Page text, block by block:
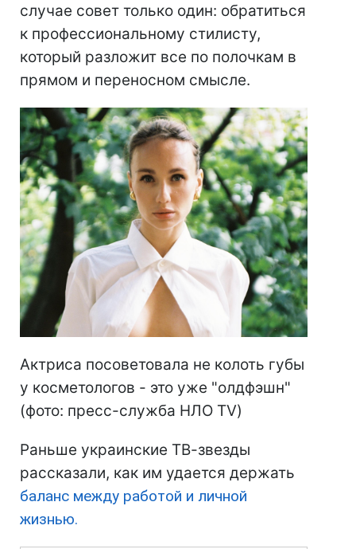
случае совет только один: обратиться
к профессиональному стилисту,
который разложит все по полочкам в
прямом и переносном смысле.
Актриса посоветовала не колоть губы
у косметологов - это уже "олдфэшн"
(фото: пресс-служба НЛО TV)
Раньше украинские ТВ-звезды
рассказали, как им удается держать
баланс между работой и личной
жизнью.